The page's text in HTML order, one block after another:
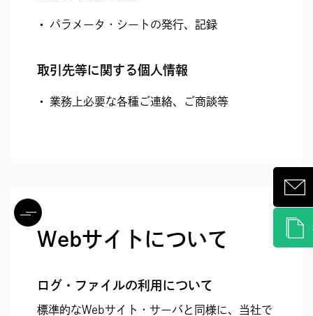
パラメータ・シートの発行、記録
取引先等に関する個人情報
業務上必要な各種ご連絡、ご商談等
Webサイトについて
ログ・ファイルの利用について
標準的なWebサイト・サーバと同様に、当社で